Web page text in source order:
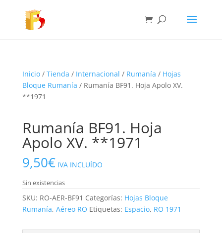
Inicio/ Tienda / Internacional / Rumanía / Hojas
Bloque Rumanía / Rumanía BF91. Hoja Apolo XV.
**1971
Rumanía BF91. Hoja
Apolo XV. **1971
9,50€ IVA INCLUÍDO
Sin existencias
SKU: RO-AER-BF91 Categorías: Hojas Bloque
Rumanía, Aéreo RO Etiquetas: Espacio, RO 1971